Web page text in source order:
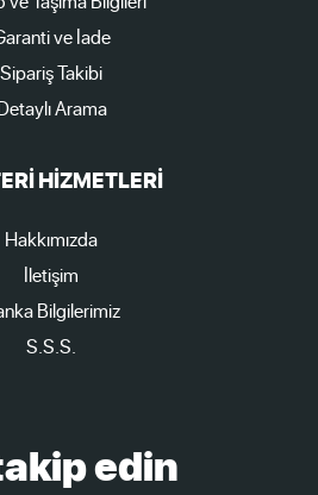
ve İade
Sipariş Takibi
Arama
HİZMETLERİ
Hakkımızda
İletişim
Bilgilerimiz
S.S.S.
edin